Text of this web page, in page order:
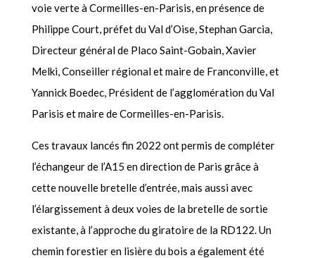
voie verte à Cormeilles-en-Parisis, en présence de
Philippe Court, préfet du Val d’Oise, Stephan Garcia,
Directeur général de Placo Saint-Gobain, Xavier
Melki, Conseiller régional et maire de Franconville, et
Yannick Boedec, Président de l’agglomération du Val
Parisis et maire de Cormeilles-en-Parisis.
Ces travaux lancés fin 2022 ont permis de compléter
l’échangeur de l’A15 en direction de Paris grâce à
cette nouvelle bretelle d’entrée, mais aussi avec
l’élargissement à deux voies de la bretelle de sortie
existante, à l’approche du giratoire de la RD122. Un
chemin forestier en lisière du bois a également été